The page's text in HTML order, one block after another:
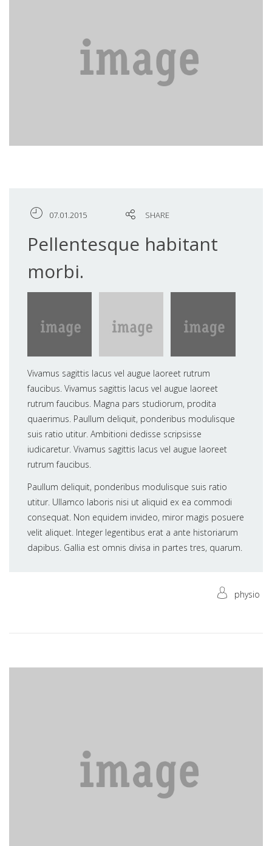
07.01.2015 SHARE
Pellentesque habitant
morbi.
Vivamus sagittis lacus vel augue laoreet rutrum
faucibus. Vivamus sagittis lacus vel augue laoreet
rutrum faucibus. Magna pars studiorum, prodita
quaerimus. Paullum deliquit, ponderibus modulisque
suis ratio utitur. Ambitioni dedisse scripsisse
iudicaretur. Vivamus sagittis lacus vel augue laoreet
rutrum faucibus.
Paullum deliquit, ponderibus modulisque suis ratio
utitur. Ullamco laboris nisi ut aliquid ex ea commodi
consequat. Non equidem invideo, miror magis posuere
velit aliquet. Integer legentibus erat a ante historiarum
dapibus. Gallia est omnis divisa in partes tres, quarum.
physio